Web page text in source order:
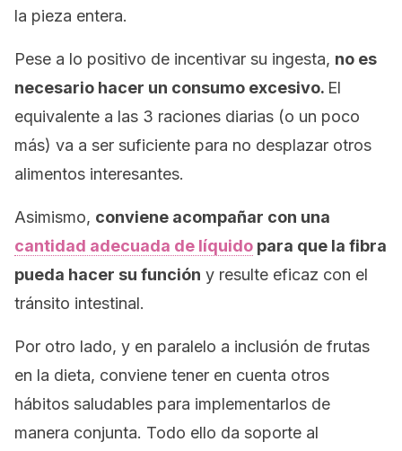
la pieza entera.
Pese a lo positivo de incentivar su ingesta, no es
necesario hacer un consumo excesivo. El
equivalente a las 3 raciones diarias (o un poco
más) va a ser suficiente para no desplazar otros
alimentos interesantes.
Asimismo, conviene acompañar con una
cantidad adecuada de líquido para que la fibra
pueda hacer su función y resulte eficaz con el
tránsito intestinal.
Por otro lado, y en paralelo a inclusión de frutas
en la dieta, conviene tener en cuenta otros
hábitos saludables para implementarlos de
manera conjunta. Todo ello da soporte al